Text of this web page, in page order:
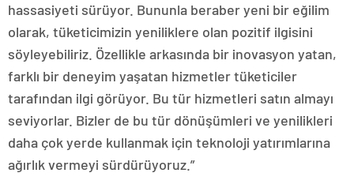
hassasiyeti sürüyor. Bununla beraber yeni bir eğilim
olarak, tüketicimizin yeniliklere olan pozitif ilgisini
söyleyebiliriz. Özellikle arkasında bir inovasyon yatan,
farklı bir deneyim yaşatan hizmetler tüketiciler
tarafından ilgi görüyor. Bu tür hizmetleri satın almayı
seviyorlar. Bizler de bu tür dönüşümleri ve yenilikleri
daha çok yerde kullanmak için teknoloji yatırımlarına
ağırlık vermeyi sürdürüyoruz.”